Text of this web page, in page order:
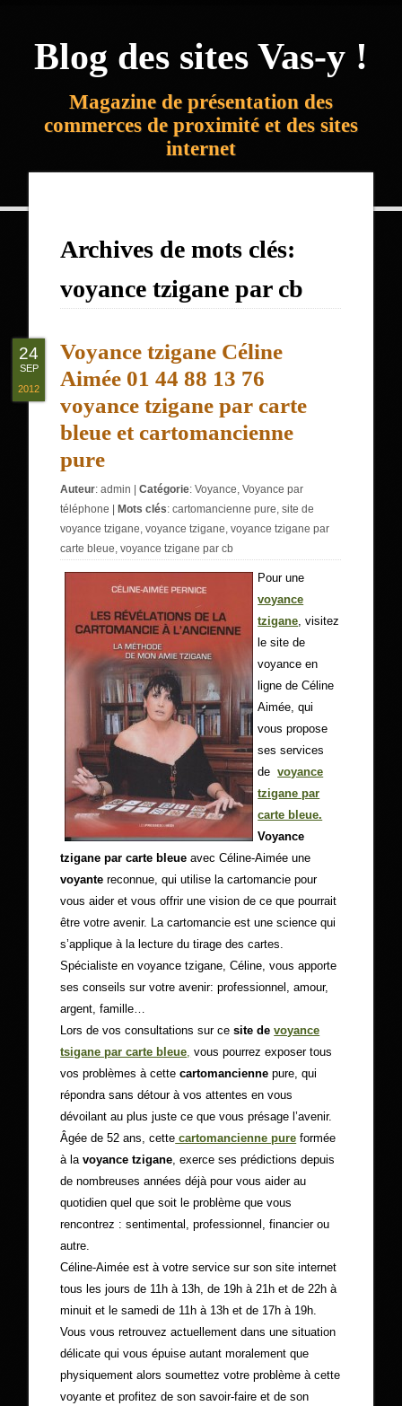
Blog des sites Vas-y !
Magazine de présentation des
commerces de proximité et des sites
internet
Archives de mots clés:
voyance tzigane par cb
Voyance tzigane Céline
Aimée 01 44 88 13 76
voyance tzigane par carte
bleue et cartomancienne
pure
Auteur:admin |Catégorie:Voyance,Voyance par
téléphone
Mots clés:cartomancienne pure,site de
voyance tzigane,voyance tzigane,voyance tzigane par
carte bleue,voyance tzigane par cb
Pour une
voyance
tzigane, visitez
le site de
voyance en
ligne de Céline
Aimée, qui
vous propose
ses services
devoyance
tzigane par
carte bleue.
Voyance
tzigane par carte bleue avec Céline-Aimée une
voyante reconnue, qui utilise la cartomancie pour
vous aider et vous offrir une vision de ce que pourrait
être votre avenir. La cartomancie est une science qui
s’applique à la lecture du tirage des cartes.
Spécialiste en voyance tzigane, Céline, vous apporte
ses conseils sur votre avenir: professionnel, amour,
argent, famille…
Lors de vos consultations sur cesite devoyance
tsigane par carte bleue, vous pourrez exposer tous
vos problèmes à cettecartomancienne pure, qui
répondra sans détour à vos attentes en vous
dévoilant au plus juste ce que vous présage l’avenir.
Âgée de 52 ans, cette cartomancienne pure formée
à lavoyance tzigane, exerce ses prédictions depuis
de nombreuses années déjà pour vous aider au
quotidien quel que soit le problème que vous
rencontrez : sentimental, professionnel, financier ou
autre.
Céline-Aimée est à votre service sur son site internet
tous les jours de 11h à 13h, de 19h à 21h et de 22h à
minuit et le samedi de 11h à 13h et de 17h à 19h.
Vous vous retrouvez actuellement dans une situation
délicate qui vous épuise autant moralement que
physiquement alors soumettez votre problème à cette
voyante et profitez de son savoir-faire et de son
24
SEP
2012